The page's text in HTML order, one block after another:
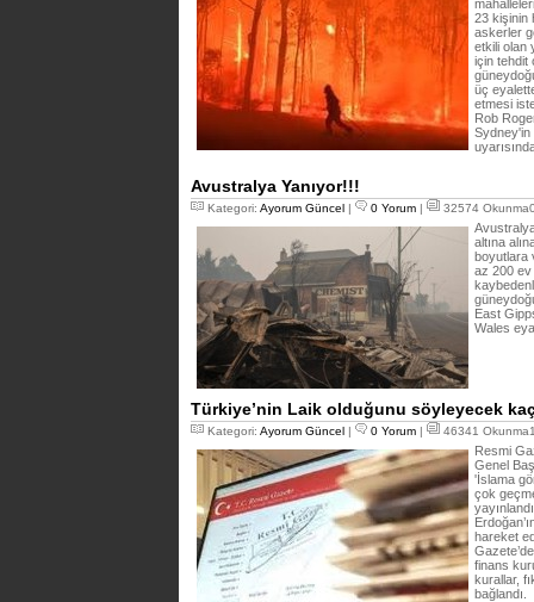
23 kişinin
askerler
etkili olan
için tehdit
üç
etmesi
Rob
Sydney'in
Avustralya Yanıyor!!!
Kategori: Ayorum Güncel | 0 Yorum | 32574
altına
boyutlara
az 200 ev
East
Wales
Türkiye’nin Laik olduğunu söyleyecek
Kategori: Ayorum Güncel | 0 Yorum | 46341
Resmi
Genel
'İslama
çok
hareket
finans
kurallar,
bağlandı.